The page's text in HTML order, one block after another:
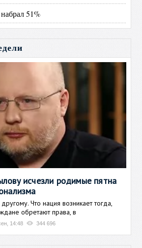
51%
исчезли родимые пятна
Что нация возникает тогда,
обретают права, в
14:48 344 696